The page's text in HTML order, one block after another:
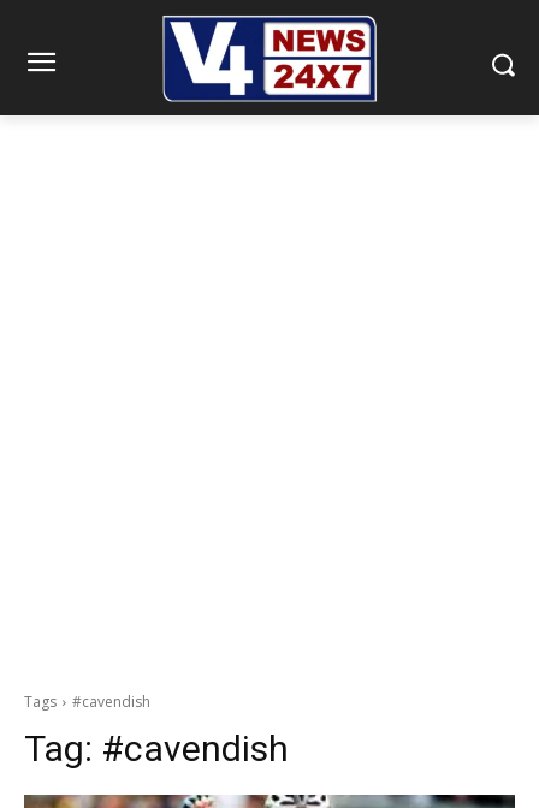
Tags #cavendish
Tag: #cavendish